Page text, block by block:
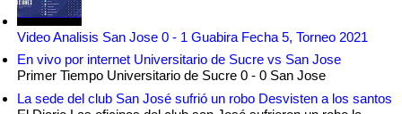
Video Analisis San Jose 0 - 1 Guabira Fecha 5, Torneo 2021
En vivo por internet Universitario de Sucre vs San Jose
Primer Tiempo Universitario de Sucre 0 - 0 San Jose
La sede del club San José sufrió un robo Desvisten a los santos